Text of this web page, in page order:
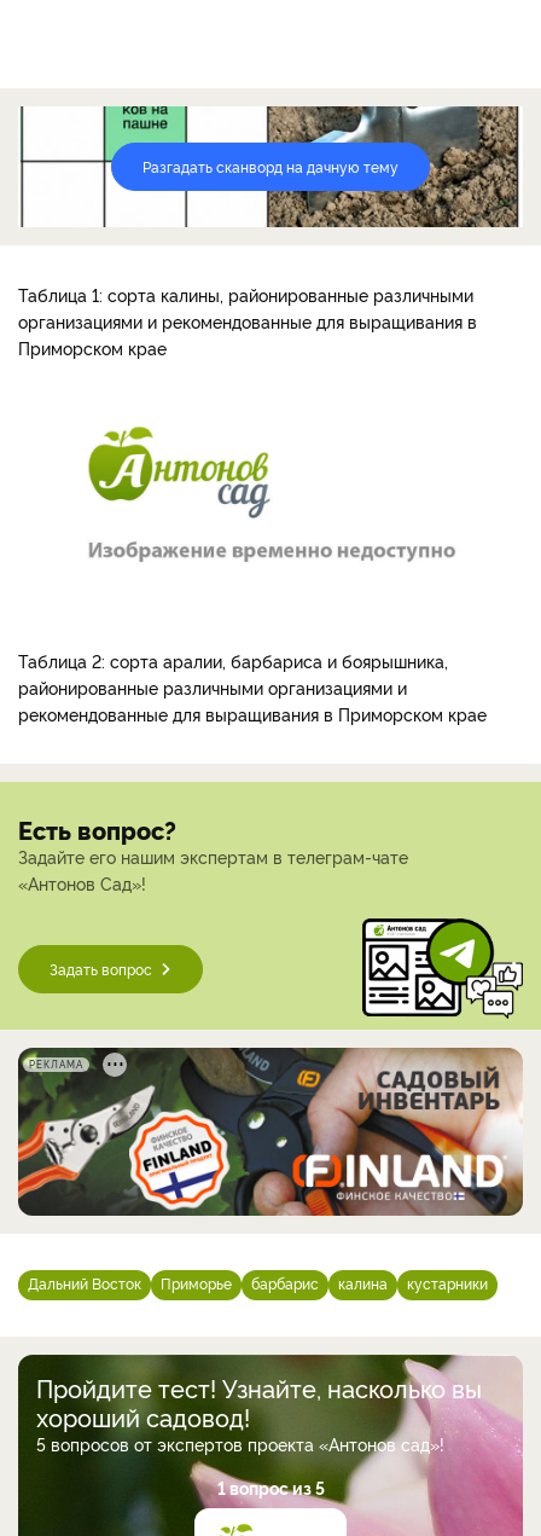
Разгадать сканворд на дачную тему
Таблица 1: сорта калины, районированные различными
организациями и рекомендованные для выращивания в
Приморском крае
Таблица 2: сорта аралии, барбариса и боярышника,
районированные различными организациями и
рекомендованные для выращивания в Приморском крае
Есть вопрос?
Задайте его нашим экспертам в телеграм-чате
«Антонов Сад»!
Задать вопрос
РЕКЛАМА
Дальний Восток Приморье барбарис калина кустарники
Пройдите тест! Узнайте, насколько вы
хороший садовод!
5 вопросов от экспертов проекта «Антонов сад»!
1 вопрос из 5